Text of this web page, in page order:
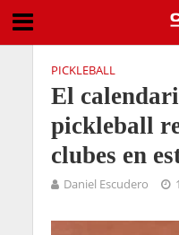
PICKLEBALL
El
pickleball
clubes en
Daniel Escudero